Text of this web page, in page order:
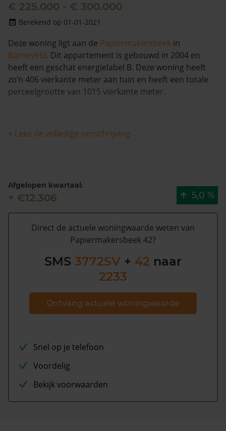
€ 225.000 - € 300.000
Berekend op 01-01-2021
Deze woning ligt aan de Papiermakersbeek in
Barneveld. Dit appartement is gebouwd in 2004 en
heeft een geschat energielabel B. Deze woning heeft
zo’n 406 vierkante meter aan tuin en heeft een totale
perceelgrootte van 1015 vierkante meter.
verkocht en is in de afgelopen 12 maanden met meer
dan 5% in waarde gestegen. Vanaf 1993 is de woning 1
Barneveld een WOZ waarde van €228.000 (2020).
Volgens Kadasterdata is de kans gemiddeld dat deze
waarde te hoog is en dat er bespaard zou kunnen
worden op de gemeentelijke belastingen. Met het
gratis WOZ alarmbent u elk jaar op de hoogte van uw
gratis in.
+ Lees de volledige omschrijving
Afgelopen kwartaal:
+ €12.306 5,0 %
Direct de actuele woningwaarde weten van
Papiermakersbeek 42?
SMS 3772SV + 42 naar
2233
Ontvang actuele woningwaarde
Snel op je telefoon
Voordelig
Bekijk voorwaarden